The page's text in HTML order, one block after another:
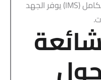
للبيئة، وذلك ضمن نظام إدارة متكامل (IMS) يوفر الجهد